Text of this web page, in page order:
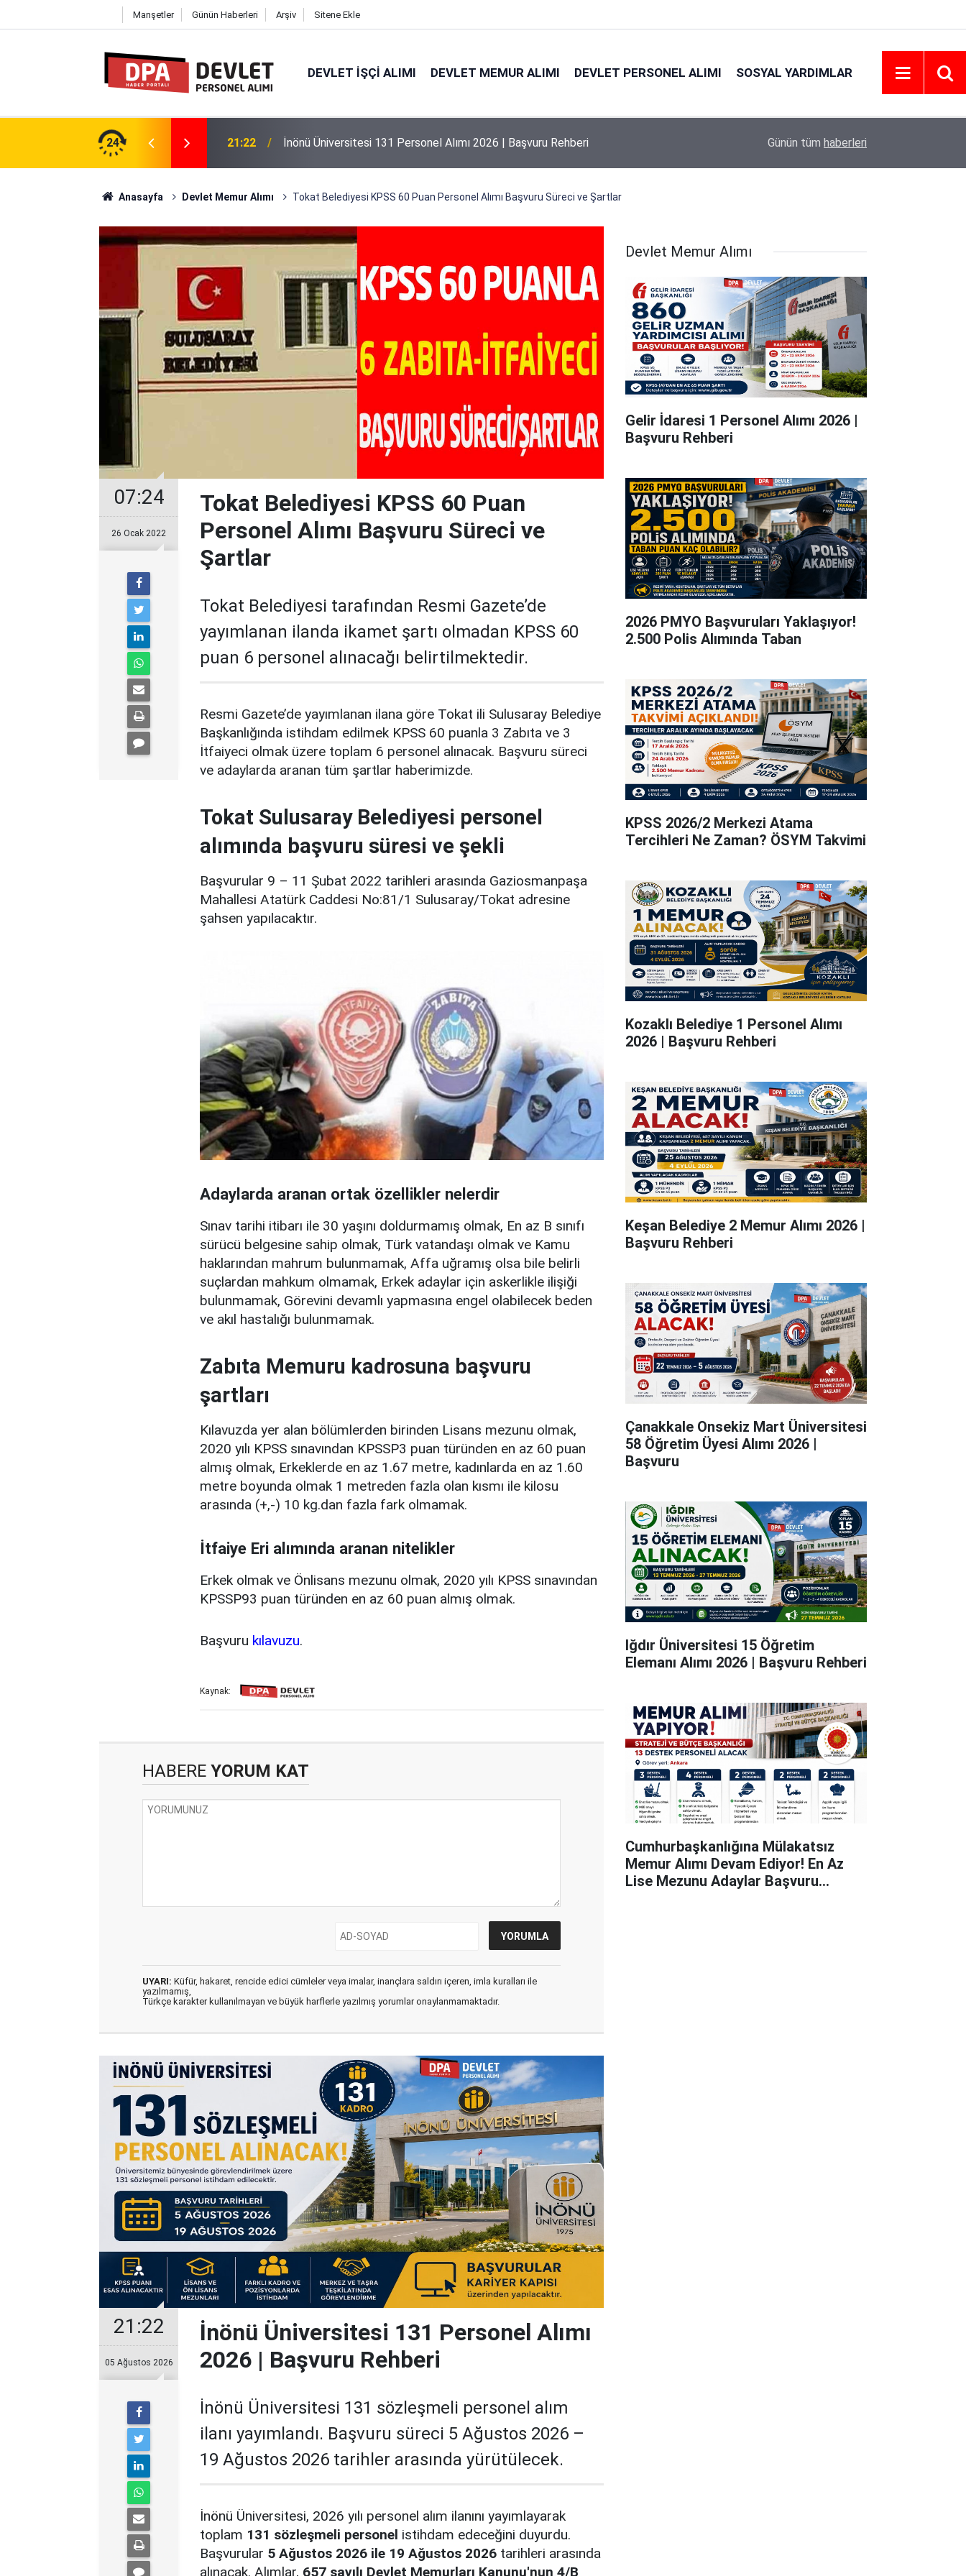
Manşetler Günün Haberleri Arşiv Sitene Ekle
DEVLET İŞÇI ALIMI DEVLET MEMUR ALIMI DEVLET PERSONEL ALIMI SOSYAL YARDIMLAR
24
Personel Alımı 2026 | Başvuru 21:22 İnönü Üniversitesi 131 Personel Alımı 2026 | Başvuru Rehberi Emniyet Personel Alım İlanı 2026 | Şartlar
Günün tüm haberleri
Anasayfa Devlet Memur Alımı Tokat Belediyesi KPSS 60 Puan Personel Alımı Başvuru Süreci ve Şartlar
07:24
26 Ocak 2022
Tokat Belediyesi KPSS 60 Puan
Personel Alımı Başvuru Süreci ve
Şartlar
Tokat Belediyesi tarafından Resmi Gazete’de
yayımlanan ilanda ikamet şartı olmadan KPSS 60
puan 6 personel alınacağı belirtilmektedir.
Resmi Gazete’de yayımlanan ilana göre Tokat ili Sulusaray Belediye
Başkanlığında istihdam edilmek KPSS 60 puanla 3 Zabıta ve 3
İtfaiyeci olmak üzere toplam 6 personel alınacak. Başvuru süreci
ve adaylarda aranan tüm şartlar haberimizde.
Tokat Sulusaray Belediyesi personel
alımında başvuru süresi ve şekli
Başvurular 9 – 11 Şubat 2022 tarihleri arasında Gaziosmanpaşa
Mahallesi Atatürk Caddesi No:81/1 Sulusaray/Tokat adresine
şahsen yapılacaktır.
Adaylarda aranan ortak özellikler nelerdir
Sınav tarihi itibarı ile 30 yaşını doldurmamış olmak, En az B sınıfı
sürücü belgesine sahip olmak, Türk vatandaşı olmak ve Kamu
haklarından mahrum bulunmamak, Affa uğramış olsa bile belirli
suçlardan mahkum olmamak, Erkek adaylar için askerlikle ilişiği
bulunmamak, Görevini devamlı yapmasına engel olabilecek beden
ve akıl hastalığı bulunmamak.
Zabıta Memuru kadrosuna başvuru
şartları
Kılavuzda yer alan bölümlerden birinden Lisans mezunu olmak,
2020 yılı KPSS sınavından KPSSP3 puan türünden en az 60 puan
almış olmak, Erkeklerde en az 1.67 metre, kadınlarda en az 1.60
metre boyunda olmak 1 metreden fazla olan kısmı ile kilosu
arasında (+,-) 10 kg.dan fazla fark olmamak.
İtfaiye Eri alımında aranan nitelikler
Erkek olmak ve Önlisans mezunu olmak, 2020 yılı KPSS sınavından
KPSSP93 puan türünden en az 60 puan almış olmak.
Başvuru kılavuzu.
Kaynak:
HABERE YORUM KAT
UYARI: Küfür, hakaret, rencide edici cümleler veya imalar, inançlara saldırı içeren, imla kuralları ile
yazılmamış,
Türkçe karakter kullanılmayan ve büyük harflerle yazılmış yorumlar onaylanmamaktadır.
21:22
05 Ağustos 2026
İnönü Üniversitesi 131 Personel Alımı
2026 | Başvuru Rehberi
İnönü Üniversitesi 131 sözleşmeli personel alım
ilanı yayımlandı. Başvuru süreci 5 Ağustos 2026 –
19 Ağustos 2026 tarihler arasında yürütülecek.
İnönü Üniversitesi, 2026 yılı personel alım ilanını yayımlayarak
toplam 131 sözleşmeli personel istihdam edeceğini duyurdu.
Başvurular 5 Ağustos 2026 ile 19 Ağustos 2026 tarihleri arasında
alınacak. Alımlar, 657 sayılı Devlet Memurları Kanunu'nun 4/B
Devlet Memur Alımı
Gelir İdaresi 1 Personel Alımı 2026 |
Başvuru Rehberi
2026 PMYO Başvuruları Yaklaşıyor!
2.500 Polis Alımında Taban
KPSS 2026/2 Merkezi Atama
Tercihleri Ne Zaman? ÖSYM Takvimi
Kozaklı Belediye 1 Personel Alımı
2026 | Başvuru Rehberi
Keşan Belediye 2 Memur Alımı 2026 |
Başvuru Rehberi
Çanakkale Onsekiz Mart Üniversitesi
58 Öğretim Üyesi Alımı 2026 |
Başvuru
Iğdır Üniversitesi 15 Öğretim
Elemanı Alımı 2026 | Başvuru Rehberi
Cumhurbaşkanlığına Mülakatsız
Memur Alımı Devam Ediyor! En Az
Lise Mezunu Adaylar Başvuru